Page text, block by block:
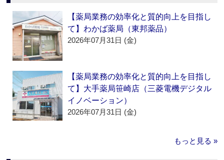
【薬局業務の効率化と質的向上を目指し
て】わかば薬局（東邦薬品）
2026年07月31日 (金)
【薬局業務の効率化と質的向上を目指し
て】大手薬局笹崎店（三菱電機デジタル
イノベーション）
2026年07月31日 (金)
もっと見る »